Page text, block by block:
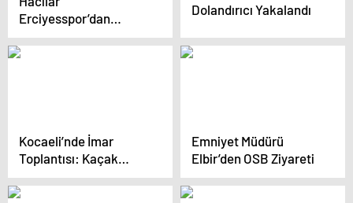
Erciyesspor’dan
Galibiyet
Dolandırıcı Yakalandı
Kocaeli’nde İmar
Toplantısı: Kaçak
Yapılaşmanın
Önlenmesi Vurgulandı
Emniyet Müdürü
Elbir’den OSB Ziyareti